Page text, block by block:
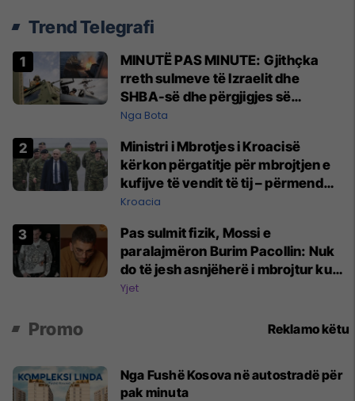
Trend Telegrafi
MINUTË PAS MINUTE: Gjithçka
rreth sulmeve të Izraelit dhe
SHBA-së dhe përgjigjes së
Teheranit
Nga Bota
Ministri i Mbrotjes i Kroacisë
kërkon përgatitje për mbrojtjen e
kufijve të vendit të tij – përmend
armatosjen e Serbisë
Kroacia
Pas sulmit fizik, Mossi e
paralajmëron Burim Pacollin: Nuk
do të jesh asnjëherë i mbrojtur kur
flet keq për punën e tjetrit
Yjet
Promo Reklamo këtu
Nga Fushë Kosova në autostradë për
pak minuta